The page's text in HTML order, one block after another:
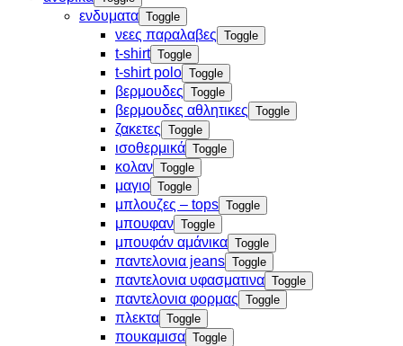
ενδυματα Toggle
νεες παραλαβες Toggle
t-shirt Toggle
t-shirt polo Toggle
βερμουδες Toggle
βερμουδες αθλητικες Toggle
ζακετες Toggle
ισοθερμικά Toggle
κολαν Toggle
μαγιο Toggle
μπλουζες – tops Toggle
μπουφαν Toggle
μπουφάν αμάνικα Toggle
παντελονια jeans Toggle
παντελονια υφασματινα Toggle
παντελονια φορμας Toggle
πλεκτα Toggle
πουκαμισα Toggle